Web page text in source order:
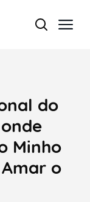
do
Minho
o